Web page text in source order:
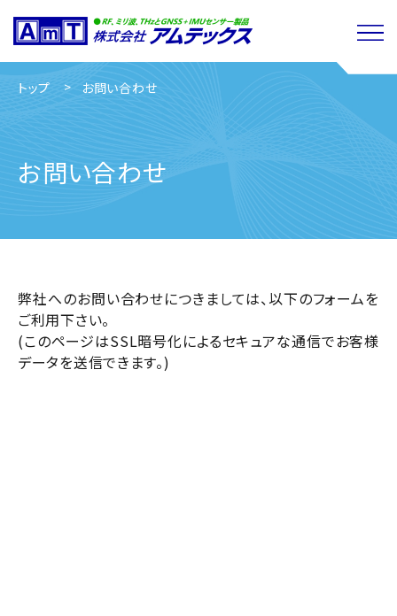
トップ お問い合わせ
お問い合わせ
弊社へのお問い合わせにつきましては、以下のフォームを
ご利用下さい。
(このページはSSL暗号化によるセキュアな通信でお客様
データを送信できます。)